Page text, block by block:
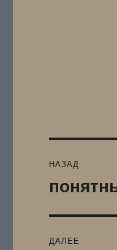
по
НАЗАД
Предыдущая
ДАЛЕЕ